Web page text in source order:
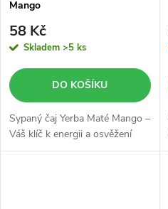
Mango
58 Kč
Skladem >5 ks
DO KOŠÍKU
Sypaný čaj Yerba Maté Mango –
Váš klíč k energii a osvěžení